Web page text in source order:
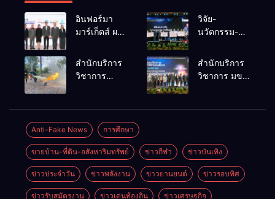
อินฟอร์มา
มาร์เก็ตส์ ผนึก
ธุรกิจท่อง
เที่ยว-บริการ
Thailand
2026 เชื่อม 4
งานใหญ่
สร้างโอกาส
ธุรกิจครบ
วงจร ด้วยครับ
วิจัย-
นวัตกรรม-
คือโอกาสใหม่
ของคนพิการ
เศรษฐกิจ
สำนักบริการ
วิชาการ
เพลิงขั้นต้น”
ยกระดับ
ศักยภาพเจ้า
หน้าที่ท้องถิ่น
รับมืออัคคีภัย
ตามมาตรฐาน
สำนักบริการ
วิชาการ มข.
เวทีระดับชาติ
NCPD 2026
เปลี่ยน “ผ้า
เหลือ” สู่ราย
Anti-Fake News การศึกษา
ขายบ้าน-ที่ดิน-อสังหาริมทรัพย์ ข่าวกีฬา ข่าวบันเทิง
ข่าวประจำวัน ข่าวพลังงาน ข่าวยานยนต์ ข่าวรอบทิศ
ข่าวรับสมัตรงาน ข่าวเด่นท้องถิ่น ข่าวเศรษฐกิจ